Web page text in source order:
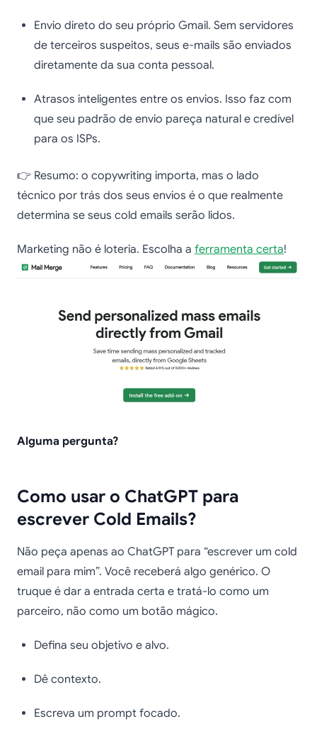
Envio direto do seu próprio Gmail. Sem servidores
de terceiros suspeitos, seus e-mails são enviados
diretamente da sua conta pessoal.
Atrasos inteligentes entre os envios. Isso faz com
que seu padrão de envio pareça natural e credível
para os ISPs.
👉 Resumo: o copywriting importa, mas o lado
técnico por trás dos seus envios é o que realmente
determina se seus cold emails serão lidos.
Marketing não é loteria. Escolha a ferramenta certa!
Alguma pergunta?
Como usar o ChatGPT para
escrever Cold Emails?
Não peça apenas ao ChatGPT para “escrever um cold
email para mim”. Você receberá algo genérico. O
truque é dar a entrada certa e tratá-lo como um
parceiro, não como um botão mágico.
Defina seu objetivo e alvo.
Dê contexto.
Escreva um prompt focado.